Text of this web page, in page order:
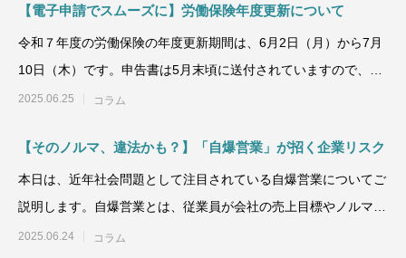
【電子申請でスムーズに】労働保険年度更新について
令和７年度の労働保険の年度更新期間は、6月2日（月）から7月
10日（木）です。申告書は5月末頃に送付されていますので、そ
ろそろ取り掛かっ
2025.06.25 コラム
【そのノルマ、違法かも？】「自爆営業」が招く企業リスク
本日は、近年社会問題として注目されている自爆営業についてご
説明します。自爆営業とは、従業員が会社の売上目標やノルマを
達成するために、
2025.06.24 コラム